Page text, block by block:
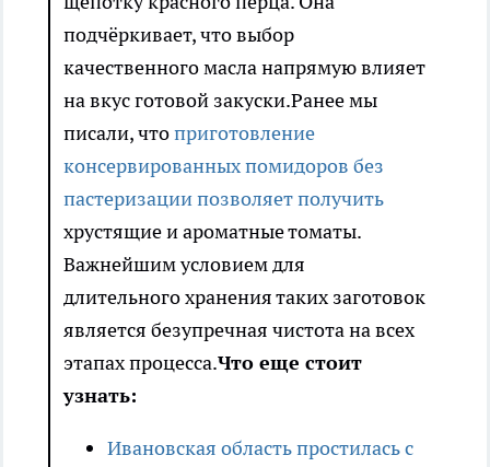
подчёркивает, что выбор
качественного масла напрямую влияет
на вкус готовой закуски.Ранее мы
писали, чтоприготовление
консервированных помидоров без
пастеризации позволяет получить
хрустящие и ароматные томаты.
Важнейшим условием для
длительного хранения таких заготовок
является безупречная чистота на всех
этапах процесса.Что еще стоит
узнать:
Ивановская область простилась с